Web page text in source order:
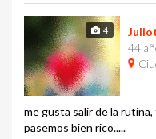
4
44
me gusta salir de la
pasemos bien rico.....